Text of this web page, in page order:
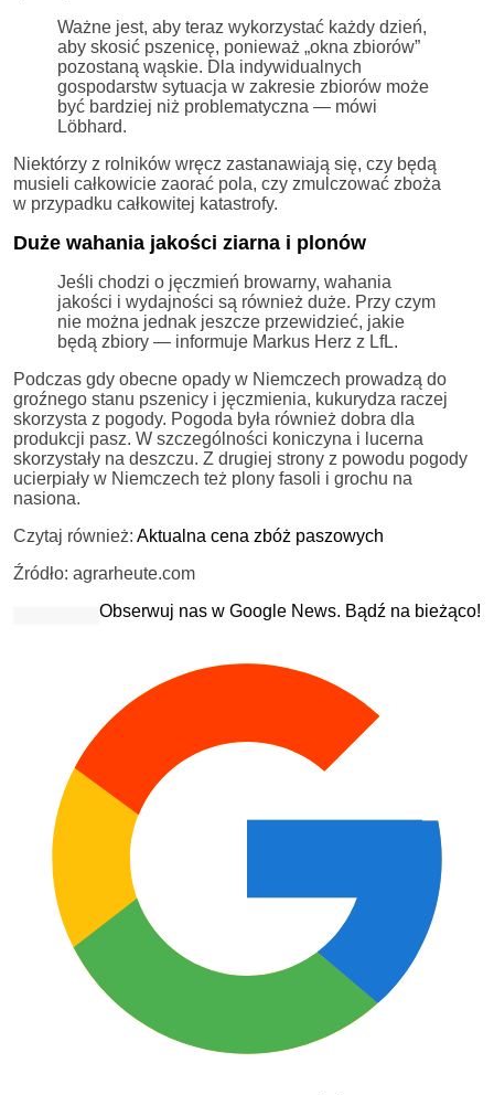
Ważne jest, aby teraz wykorzystać każdy dzień,
aby skosić pszenicę, ponieważ „okna zbiorów”
pozostaną wąskie. Dla indywidualnych
gospodarstw sytuacja w zakresie zbiorów może
być bardziej niż problematyczna — mówi
Löbhard.
Niektórzy z rolników wręcz zastanawiają się, czy będą
musieli całkowicie zaorać pola, czy zmulczować zboża
w przypadku całkowitej katastrofy.
Duże wahania jakości ziarna i plonów
Jeśli chodzi o jęczmień browarny, wahania
jakości i wydajności są również duże. Przy czym
nie można jednak jeszcze przewidzieć, jakie
będą zbiory — informuje Markus Herz z LfL.
Podczas gdy obecne opady w Niemczech prowadzą do
groźnego stanu pszenicy i jęczmienia, kukurydza raczej
skorzysta z pogody. Pogoda była również dobra dla
produkcji pasz. W szczególności koniczyna i lucerna
skorzystały na deszczu. Z drugiej strony z powodu pogody
ucierpiały w Niemczech też plony fasoli i grochu na
nasiona.
Czytaj również: Aktualna cena zbóż paszowych
Źródło: agrarheute.com
Obserwuj nas w Google News. Bądź na bieżąco!